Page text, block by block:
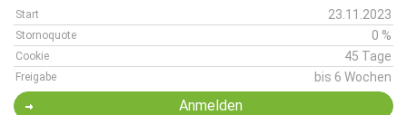
Start 23.11.2023
Stornoquote 0 %
Cookie 45 Tage
Freigabe bis 6 Wochen
Anmelden